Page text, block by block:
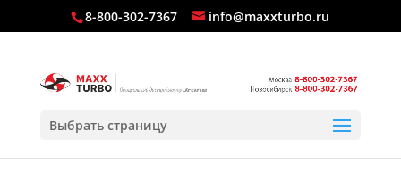
8-800-302-7367 info@maxxturbo.ru
Выбрать страницу